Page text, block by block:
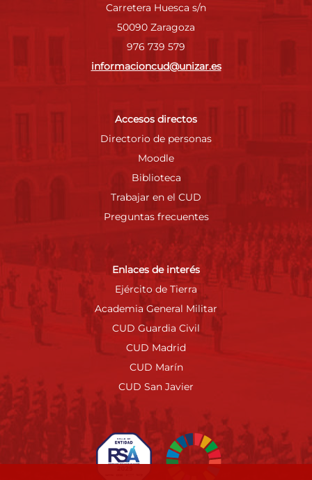
Carretera Huesca s/n
50090 Zaragoza
976 739 579
informacioncud@unizar.es
Accesos directos
Directorio de personas
Moodle
Biblioteca
Trabajar en el CUD
Preguntas frecuentes
Enlaces de interés
Ejército de Tierra
Academia General Militar
CUD Guardia Civil
CUD Madrid
CUD Marín
CUD San Javier